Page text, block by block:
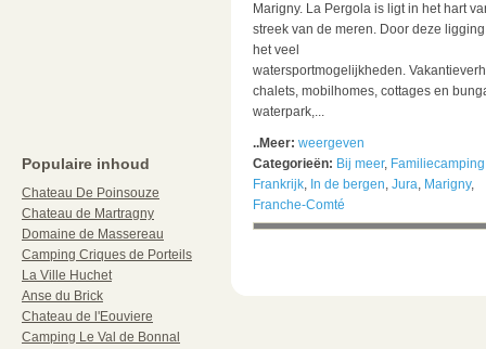
Populaire inhoud
Chateau De Poinsouze
Chateau de Martragny
Domaine de Massereau
Camping Criques de Porteils
La Ville Huchet
Anse du Brick
Chateau de l'Eouviere
Camping Le Val de Bonnal
Marigny. La Pergola is ligt in het hart
streek van de meren. Door deze
het veel
watersportmogelijkheden.
chalets, mobilhomes, cottages en
waterpark,...
..Meer: weergeven
Categorieën: Bij meer, Familiecamping
Frankrijk, In de bergen, Jura, Marigny,
Franche-Comté